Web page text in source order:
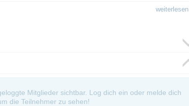
bitte auch kommen.
der Wartelistenplatz sondern einzig und alleine
weiterlesen
Mitglieder sichtbar. Log dich ein oder melde dich
die Teilnehmer zu sehen!